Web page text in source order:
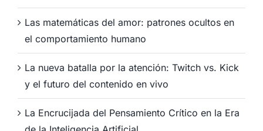
Las matemáticas del amor: patrones ocultos en
el comportamiento humano
La nueva batalla por la atención: Twitch vs. Kick
y el futuro del contenido en vivo
La Encrucijada del Pensamiento Crítico en la Era